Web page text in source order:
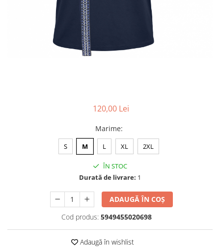
Tricouri cu mesaje de bine
Tricouri de poveste
Carduri Cadou
120,00 Lei
Marime:
S M L XL 2XL
ÎN STOC
Durată de livrare: 1
ADAUGĂ ÎN COȘ
Cod produs: 5949455020698
Adaugă în wishlist